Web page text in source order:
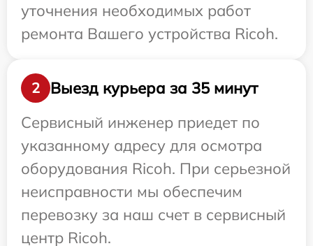
уточнения необходимых работ
ремонта Вашего устройства Ricoh.
2
Выезд курьера за 35 минут
Сервисный инженер приедет по
указанному адресу для осмотра
оборудования Ricoh. При серьезной
неисправности мы обеспечим
перевозку за наш счет в сервисный
центр Ricoh.